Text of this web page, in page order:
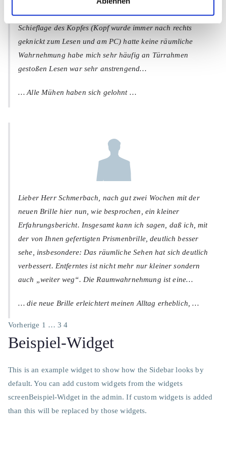
Spannungskopfschmerzen Nackenverspannung und
Schieflage des Kopfes (Kopf wurde immer nach rechts
geknickt zum Lesen und am PC) hatte keine räumliche
Wahrnehmung habe mich sehr häufig an Türrahmen
gestoßen Lesen war sehr anstrengend…
… Alle Mühen haben sich gelohnt …
Lieber Herr Schmerbach, nach gut zwei Wochen mit der
neuen Brille hier nun, wie besprochen, ein kleiner
Erfahrungsbericht. Insgesamt kann ich sagen, daß ich, mit
der von Ihnen gefertigten Prismenbrille, deutlich besser
sehe, insbesondere: Das räumliche Sehen hat sich deutlich
verbessert. Entferntes ist nicht mehr nur kleiner sondern
auch „weiter weg“. Die Raumwahrnehmung ist eine…
… die neue Brille erleichtert meinen Alltag erheblich, …
Seitennummerierung
der
Beiträge
Vorherige 1 … 3 4
Beispiel-Widget
This is an example widget to show how the Sidebar looks by
default. You can add custom widgets from the widgets
screenBeispiel-Widget in the admin. If custom widgets is added
than this will be replaced by those widgets.